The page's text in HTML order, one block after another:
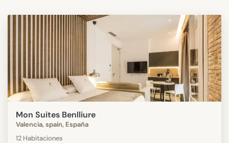
Mon Suites Benlliure
Valencia, spain, España
12 Habitaciones